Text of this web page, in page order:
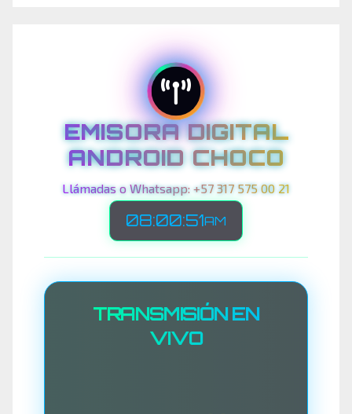
EMISORA DIGITAL
ANDROID CHOCO
Llámadas o Whatsapp: +57 317 575 00 21
08:00:54AM
TRANSMISIÓN EN
VIVO